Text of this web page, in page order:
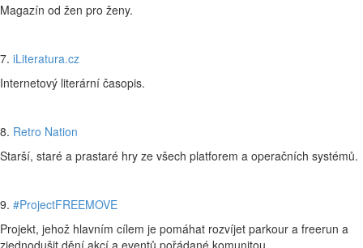
Magazín od žen pro ženy.
7. iLiteratura.cz
Internetový literární časopis.
8. Retro Nation
Starší, staré a prastaré hry ze všech platforem a operačních systémů.
9. #ProjectFREEMOVE
Projekt, jehož hlavním cílem je pomáhat rozvíjet parkour a freerun a
zjednodušit dění akcí a eventů pořádané komunitou.